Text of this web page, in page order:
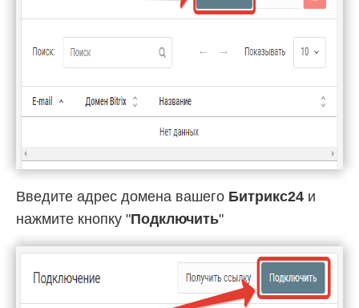
Введите адрес домена вашего Битрикс24 и
нажмите кнопку "Подключить"